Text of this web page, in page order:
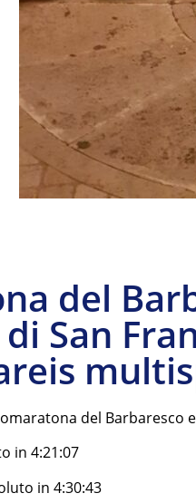
del
di San
del
in 4:21:07
in 4:30:43